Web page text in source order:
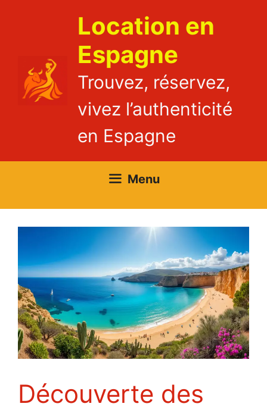
Location en
Espagne
Trouvez, réservez,
vivez l’authenticité
en Espagne
Menu
Découverte des